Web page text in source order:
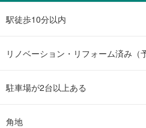
駅徒歩10分以内
リノベーション・リフォーム済み（
駐車場が2台以上ある
角地